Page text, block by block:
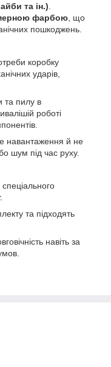
та ін.)
фарбою , що
пошкоджень.
коробку
ударів,
та пилу в
роботі
навантаження й не
шум під час руху.
та підходять
навіть за